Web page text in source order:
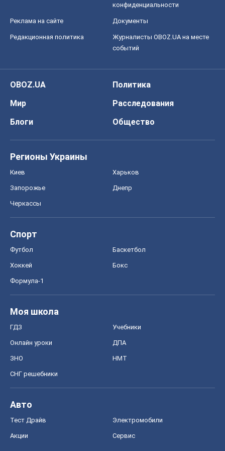
конфиденциальности
Реклама на сайте Документы
Редакционная политика
Журналисты OBOZ.UA на месте
событий
OBOZ.UA
Политика
Мир
Расследования
Блоги
Общество
Регионы Украины
Киев Харьков
Запорожье Днепр
Черкассы
Спорт
Футбол Баскетбол
Хоккей Бокс
Формула-1
Моя школа
ГДЗ Учебники
Онлайн уроки ДПА
ЗНО НМТ
СНГ решебники
Авто
Тест Драйв Электромобили
Акции Сервис